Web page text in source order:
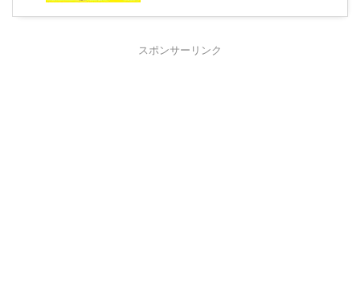
スポンサーリンク